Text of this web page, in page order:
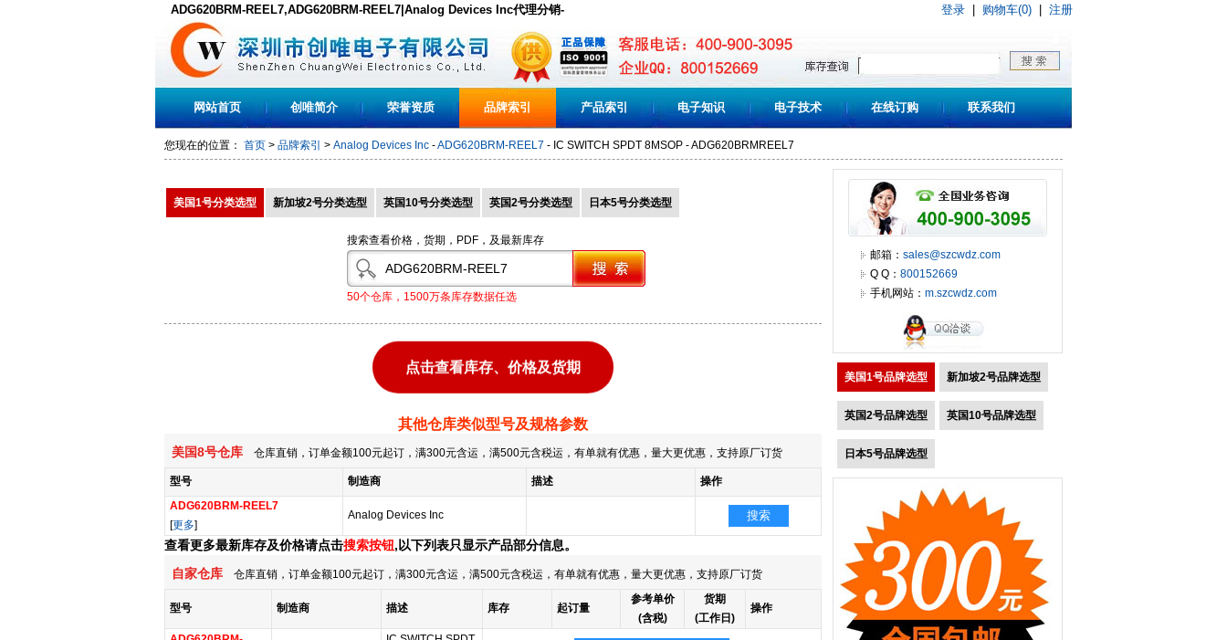
ADG620BRM-REEL7,ADG620BRM-REEL7|Analog Devices Inc代理分销-
ADG620BRMREEL7原装现货,PDF下载
登录 购物车(0) 注册
网站首页 创唯简介 荣誉资质 品牌索引 产品索引 电子知识 电子技术 在线订购 联系我们
您现在的位置： 首页 > 品牌索引 > Analog Devices Inc -ADG620BRM-REEL7 - IC SWITCH SPDT 8MSOP - ADG620BRMREEL7
美国1号分类选型 新加坡2号分类选型 英国10号分类选型 英国2号分类选型 日本5号分类选型
搜索查看价格，货期，PDF，及最新库存
50个仓库，1500万条库存数据任选
点击查看库存、价格及货期
其他仓库类似型号及规格参数
美国8号仓库 仓库直销，订单金额100元起订，满300元含运，满500元含税运，有单就有优惠，量大更优惠，支持原厂订货
型号 制造商 描述
操作
ADG620BRM-REEL7
[更多]
Analog Devices Inc 搜索
查看更多最新库存及价格请点击搜索按钮,以下列表只显示产品部分信息。
自家仓库 仓库直销，订单金额100元起订，满300元含运，满500元含税运，有单就有优惠，量大更优惠，支持原厂订货
型号 制造商 描述 库存 起订量
参考单价
(含税)
货期
(工作日)
操作
邮箱： sales@szcwdz.com
Q Q： 800152669
手机网站： m.szcwdz.com
美国1号品牌选型 新加坡2号品牌选型
英国2号品牌选型 英国10号品牌选型
日本5号品牌选型